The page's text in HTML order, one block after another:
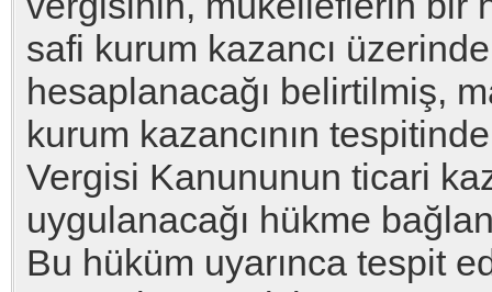
safi kurum kazancı
hesaplanacağı belirtilmiş,
kurum kazancının
Vergisi Kanununun ticari
uygulanacağı hükme
Bu hüküm uyarınca tespit